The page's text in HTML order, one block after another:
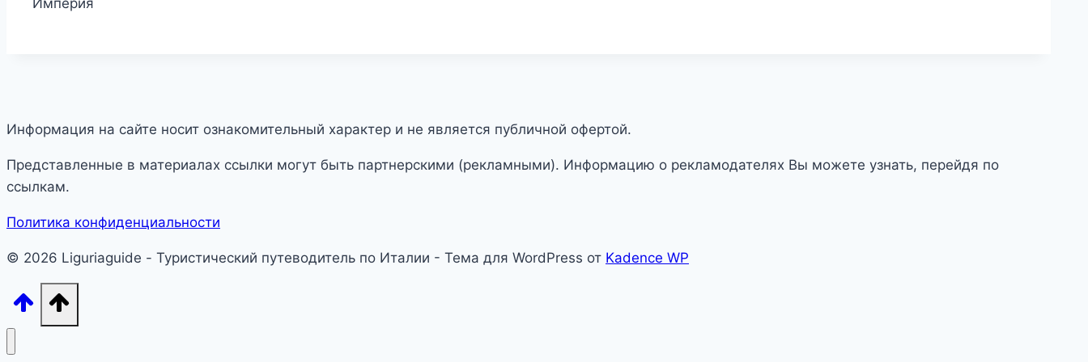
Империя
Информация на сайте носит ознакомительный характер и не является публичной офертой.
Представленные в материалах ссылки могут быть партнерскими (рекламными). Информацию о рекламодателях Вы можете узнать, перейдя по
ссылкам.
Политика конфиденциальности
© 2026 Liguriaguide - Туристический путеводитель по Италии - Тема для WordPress от Kadence WP